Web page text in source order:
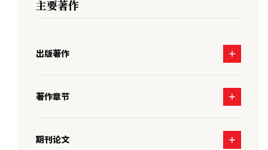
主要著作
出版著作
著作章节
期刊论文